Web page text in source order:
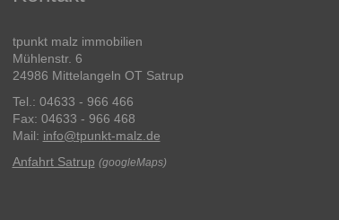
tpunkt malz immobilien
Mühlenstr. 6
24986 Mittelangeln OT Satrup
Tel.: 04633 - 966 466
Fax: 04633 - 966 468
Mail: info@tpunkt-malz.de
Anfahrt Satrup (googleMaps)